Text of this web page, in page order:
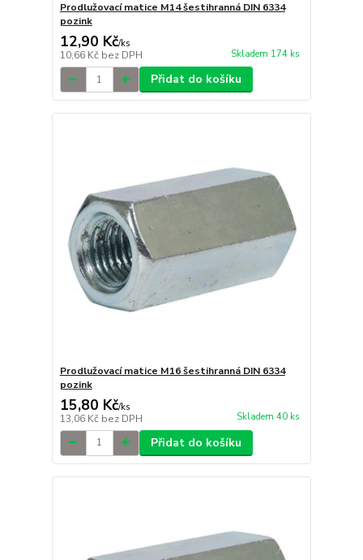
Prodlužovací matice M14 šestihranná DIN 6334
pozink
12,90 Kč/ks
10,66 Kč bez DPH Skladem 174 ks
Přidat do košíku
Prodlužovací matice M16 šestihranná DIN 6334
pozink
15,80 Kč/ks
13,06 Kč bez DPH Skladem 40 ks
Přidat do košíku